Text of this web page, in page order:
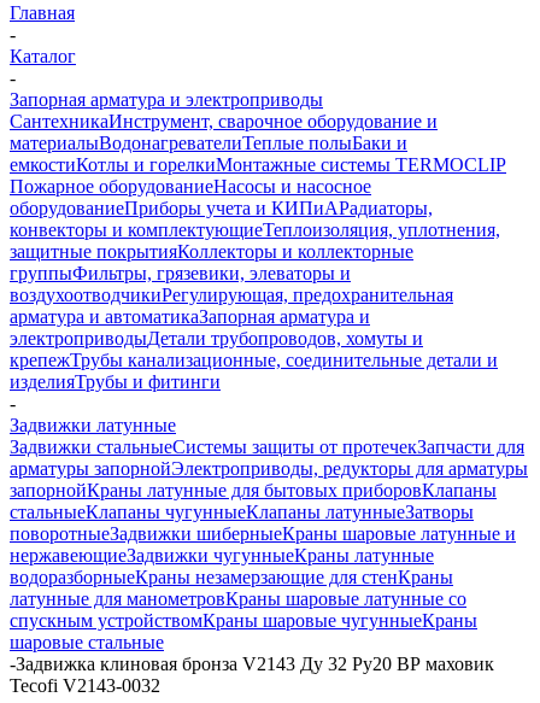
Главная
-
Каталог
-
Запорная арматура и электроприводы
СантехникаИнструмент, сварочное оборудование и
материалыВодонагревателиТеплые полыБаки и
емкостиКотлы и горелкиМонтажные системы TERMOCLIP
Пожарное оборудованиеНасосы и насосное
оборудованиеПриборы учета и КИПиАРадиаторы,
конвекторы и комплектующиеТеплоизоляция, уплотнения,
защитные покрытияКоллекторы и коллекторные
группыФильтры, грязевики, элеваторы и
воздухоотводчикиРегулирующая, предохранительная
арматура и автоматикаЗапорная арматура и
электроприводыДетали трубопроводов, хомуты и
крепежТрубы канализационные, соединительные детали и
изделияТрубы и фитинги
-
Задвижки латунные
Задвижки стальныеСистемы защиты от протечекЗапчасти для
арматуры запорнойЭлектроприводы, редукторы для арматуры
запорнойКраны латунные для бытовых приборовКлапаны
стальныеКлапаны чугунныеКлапаны латунныеЗатворы
поворотныеЗадвижки шиберныеКраны шаровые латунные и
нержавеющиеЗадвижки чугунныеКраны латунные
водоразборныеКраны незамерзающие для стенКраны
латунные для манометровКраны шаровые латунные со
спускным устройствомКраны шаровые чугунныеКраны
шаровые стальные
-Задвижка клиновая бронза V2143 Ду 32 Ру20 ВР маховик
Tecofi V2143-0032